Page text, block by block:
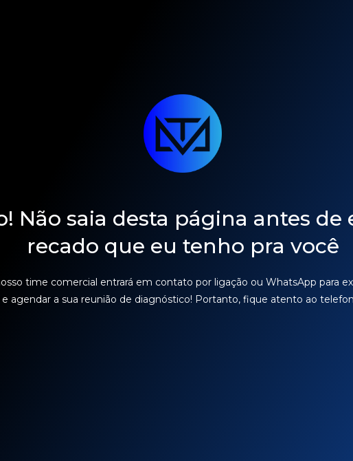
Não saia desta página antes de
recado que eu tenho pra você
time comercial entrará em contato por ligação ou WhatsApp para
e agendar a sua reunião de diagnóstico! Portanto, fique atento ao